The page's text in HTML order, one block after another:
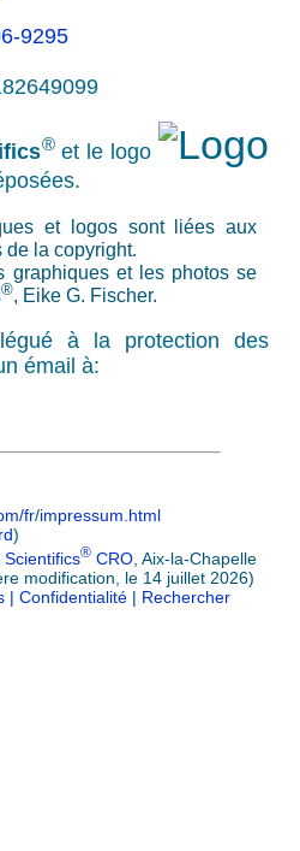
9295
®et le logo
et logos sont liées aux
de la copyright.
graphiques et les photos se
®, Eike G. Fischer.
à la protection des
émail à:
fr/impressum.html
)
Scientifics® CRO , Aix-la-Chapelle
modification, le 14 juillet 2026)
| Confidentialité | Rechercher